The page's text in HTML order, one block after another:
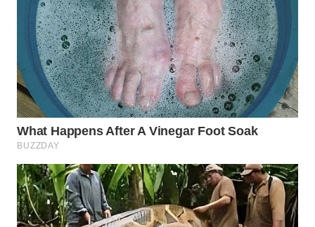
SOLO
WN
BOROBUDUR
WN
MADURA
WN
SURABAYA
WN
NATUNA